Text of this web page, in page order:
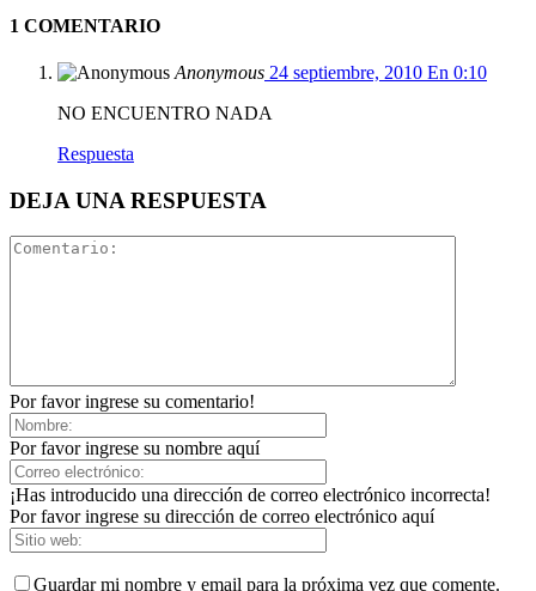
1 COMENTARIO
Anonymous 24 septiembre, 2010 En 0:10
NO ENCUENTRO NADA
Respuesta
DEJA UNA RESPUESTA
Por favor ingrese su comentario!
Por favor ingrese su nombre aquí
¡Has introducido una dirección de correo electrónico incorrecta!
Por favor ingrese su dirección de correo electrónico aquí
Guardar mi nombre y email para la próxima vez que comente.